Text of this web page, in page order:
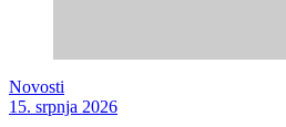
Novosti
15. srpnja 2026